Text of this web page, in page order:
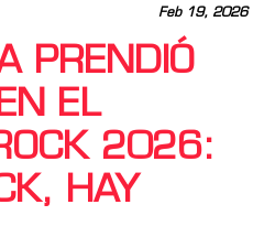
Feb 19, 2026
PRENDIÓ
EL
2026:
HAY